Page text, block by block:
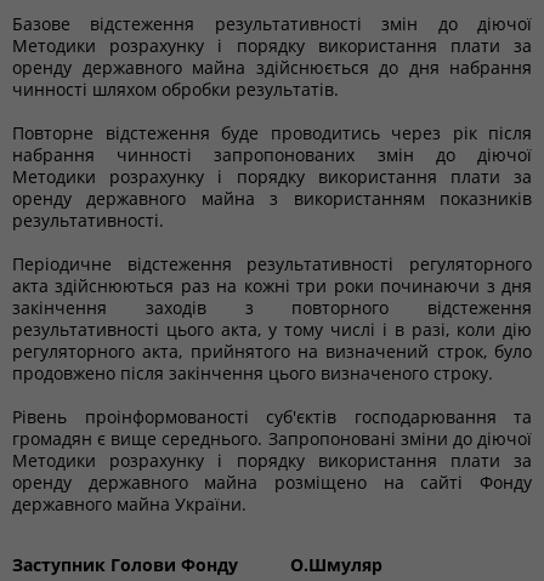
Базове відстеження результативності змін до діючої
Методики розрахунку і порядку використання плати за
оренду державного майна здійснюється до дня набрання
чинності шляхом обробки результатів.
Повторне відстеження буде проводитись через рік після
набрання чинності запропонованих змін до діючої
Методики розрахунку і порядку використання плати за
оренду державного майна з використанням показників
результативності.
Періодичне відстеження результативності регуляторного
акта здійснюються раз на кожні три роки починаючи з дня
закінчення заходів з повторного відстеження
результативності цього акта, у тому числі і в разі, коли дію
регуляторного акта, прийнятого на визначений строк, було
продовжено після закінчення цього визначеного строку.
Рівень проінформованості суб'єктів господарювання та
громадян є вище середнього. Запропоновані зміни до діючої
Методики розрахунку і порядку використання плати за
оренду державного майна розміщено на сайті Фонду
державного майна України.
Заступник Голови Фонду О.Шмуляр